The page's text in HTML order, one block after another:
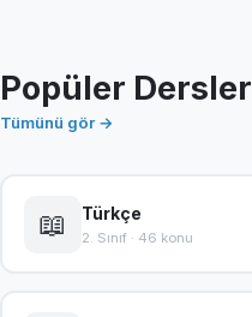
Popüler Dersler
Tümünü gör →
📖 Türkçe
2. Sınıf · 46 konu